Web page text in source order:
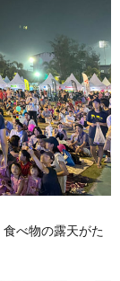
べ物の露天がた